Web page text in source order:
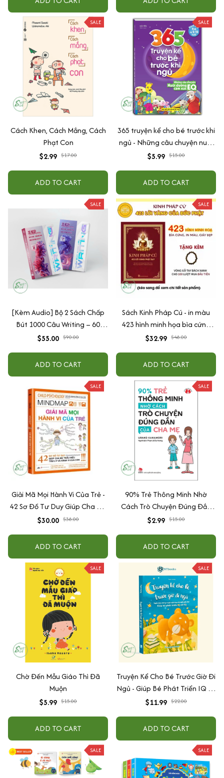
SALE
Cách Khen, Cách Mắng, Cách
Phạt Con
$2.99 $17.00
ADD TO CART
SALE
365 truyện kể cho bé trước khi
ngủ - Những câu chuyện nuôi
dưỡng cảm xúc EQ (2-12 tuổi)
$5.99 $15.00
ADD TO CART
SALE
[Kèm Audio] Bộ 2 Sách Chấp
Bút 1000 Câu Writing – 60
Ngày Gieo Trồng Tư Duy
$55.00 $90.00
ADD TO CART
SALE
Sách Kinh Pháp Cú - in màu
423 hình minh họa bìa cứng
cao cấp + tặng kèm vòng tay
$32.99 $48.00
ADD TO CART
SALE
Giải Mã Mọi Hành Vi Của Trẻ -
42 Sơ Đồ Tư Duy Giúp Cha Mẹ
Thấu Hiểu Tâm Lý Và Hành Vi
$30.00 $38.00
ADD TO CART
SALE
90% Trẻ Thông Minh Nhờ
Cách Trò Chuyện Đúng Đắn
Của Cha Mẹ
$2.99 $15.00
ADD TO CART
SALE
Chờ Đến Mẫu Giáo Thì Đã
Muộn
$5.99 $15.00
ADD TO CART
SALE
Truyện Kể Cho Bé Trước Giờ Đi
Ngủ - Giúp Bé Phát Triển IQ Và
EQ
$11.99 $22.00
ADD TO CART
SALE SALE